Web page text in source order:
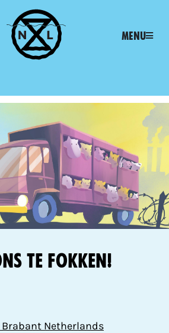
Menu
te fokken!
Netherlands